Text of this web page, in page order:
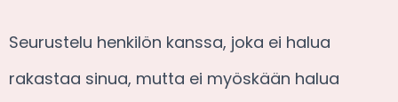
Seurustelu henkilön kanssa, joka ei halua
rakastaa sinua, mutta ei myöskään halua